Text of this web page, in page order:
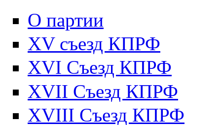
О партии
XV съезд КПРФ
XVI Съезд КПРФ
XVII Cъезд КПРФ
XVIII Cъезд КПРФ